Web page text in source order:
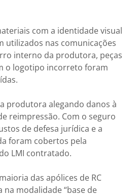
com a identidade visual
utilizados nas comunicações
interno da produtora, peças
o logotipo incorreto foram
produtora alegando danos à
reimpressão. Com o seguro
de defesa jurídica e a
foram cobertos pela
LMI contratado.
das apólices de RC
modalidade “base de